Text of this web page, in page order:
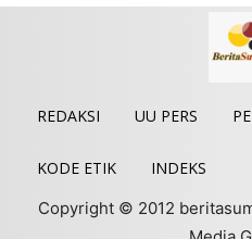
REDAKSI UU PERS
KODE ETIK
INDEKS
Copyright © 2012